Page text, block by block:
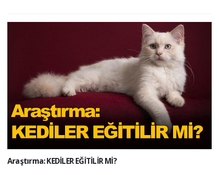
Araştırma: KEDİLER EĞİTİLİR Mİ?